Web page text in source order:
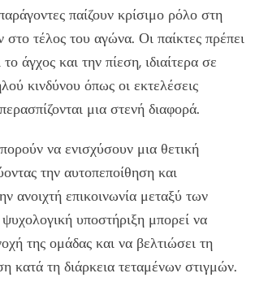
παίζουν κρίσιμο ρόλο στη
τέλος του αγώνα. Οι παίκτες πρέπει
το άγχος και την πίεση, ιδιαίτερα σε
κινδύνου όπως οι εκτελέσεις
μια στενή διαφορά.
να ενισχύσουν μια θετική
την αυτοπεποίθηση και
ανοιχτή επικοινωνία μεταξύ των
υποστήριξη μπορεί να
της ομάδας και να βελτιώσει τη
κατά τη διάρκεια τεταμένων στιγμών.